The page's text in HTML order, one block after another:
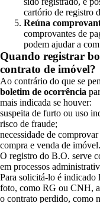
cartório de registro
Reúna
comprovantes de
podem ajudar a
Quando registrar
contrato de imóvel?
Ao contrário do que se
boletim de ocorrência
mais indicada se houver:
suspeita de furto ou uso
risco de fraude;
necessidade de
compra e venda de imóvel.
O registro do B.O. serve
em processos
Para solicitá-lo é indicado
foto, como RG ou CNH,
o contrato perdido, como